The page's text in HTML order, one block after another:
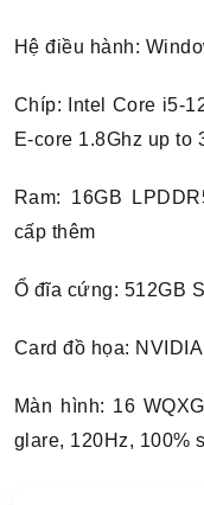
Hệ điều hành:
Chíp: Intel Core i5-
E-core 1.8Ghz up to
Ram: 16GB
cấp thêm
Ổ đĩa cứng: 512GB
Card đồ họa:
Màn hình: 16
glare, 120Hz, 100%